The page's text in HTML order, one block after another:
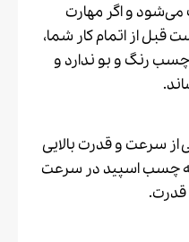
و اگر مهارت
قبل از اتمام کار شما،
رنگ و بو ندارد و
سرعت و قدرت بالایی
که چسب اسپید در سرعت